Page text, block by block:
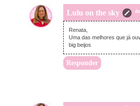
Lulu on the sky
Renata,
Uma das melhores que já
big beijos
Responder